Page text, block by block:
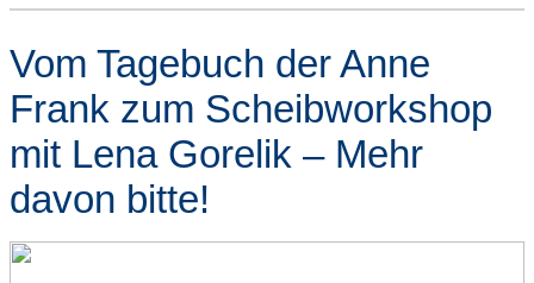
Vom Tagebuch der Anne
Frank zum Scheibworkshop
mit Lena Gorelik – Mehr
davon bitte!